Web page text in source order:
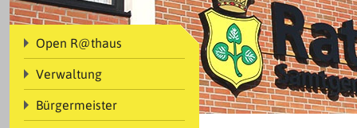
Open R@thaus
Verwaltung
Bürgermeister